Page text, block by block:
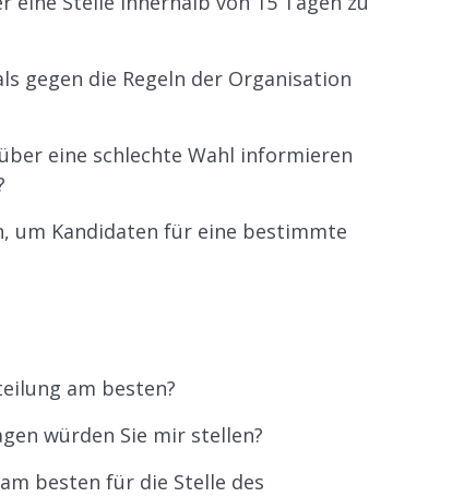
gegen die Regeln der Organisation
eine schlechte Wahl informieren
um Kandidaten für eine bestimmte
am besten?
würden Sie mir stellen?
besten für die Stelle des